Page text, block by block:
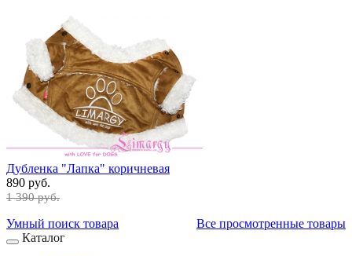
Дубленка "Лапка" коричневая
890 руб.
1 390 руб.
Все просмотренные товары
Умный поиск товара
Каталог